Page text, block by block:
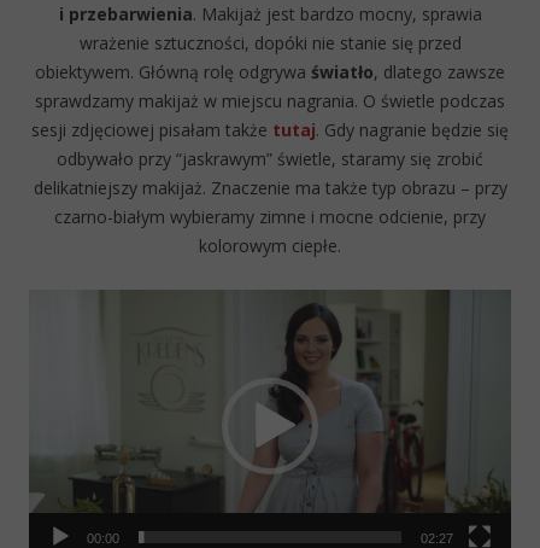
i przebarwienia. Makijaż jest bardzo mocny, sprawia
wrażenie sztuczności, dopóki nie stanie się przed
obiektywem. Główną rolę odgrywa światło, dlatego zawsze
sprawdzamy makijaż w miejscu nagrania. O świetle podczas
sesji zdjęciowej pisałam także tutaj. Gdy nagranie będzie się
odbywało przy “jaskrawym” świetle, staramy się zrobić
delikatniejszy makijaż. Znaczenie ma także typ obrazu – przy
czarno-białym wybieramy zimne i mocne odcienie, przy
kolorowym ciepłe.
00:00 02:27